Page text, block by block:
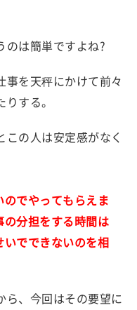
のは簡単ですよね?
事を天秤にかけて前々
する。
の人は安定感がなく
でやってもらえま
分担をする時間は
でできないのを相
ら、今回はその要望に